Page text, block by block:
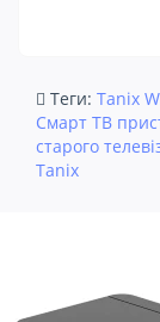
Теги: Tanix
Смарт ТВ
старого
Tanix